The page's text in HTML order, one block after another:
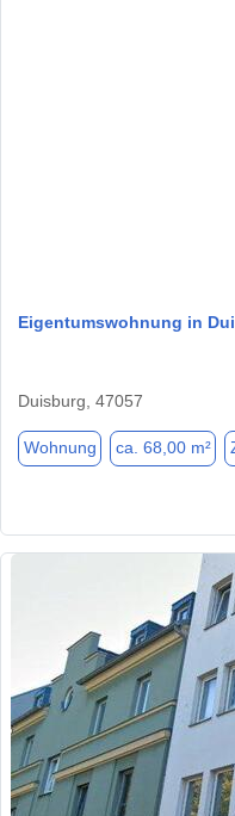
Eigentumswohnung in
Duisburg, 47057
Wohnung ca. 68,00 m²